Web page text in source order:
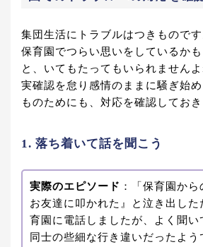
集団生活にトラブルはつきもので
保育園でつらい思いをしているか
と、いてもたってもいられません
実確認を怠り感情のままに騒ぎ始
ものためにも、対応を確認しておき
1. 落ち着いて話を聞こう
実際のエピソード ：「保育園か
お友達に叩かれた』と泣き出した
育園に電話しましたが、よく聞い
同士の些細な行き違いだったよう